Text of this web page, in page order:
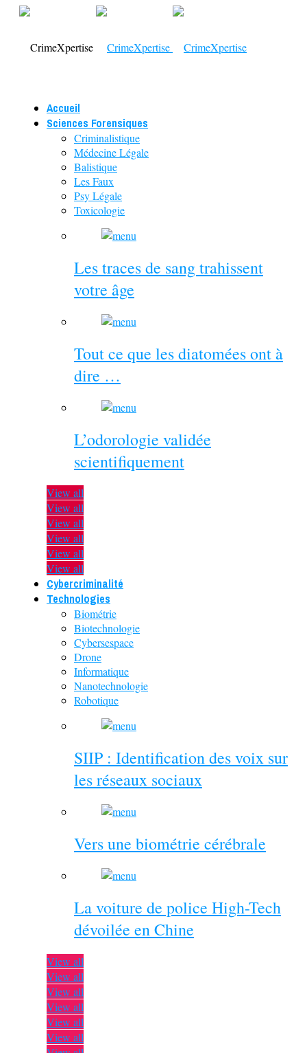
Accueil
Sciences Forensiques
Criminalistique
Médecine Légale
Balistique
Les Faux
Psy Légale
Toxicologie
Les traces de sang trahissent
votre âge
Tout ce que les diatomées ont à
dire …
L’odorologie validée
scientifiquement
View all
View all
View all
View all
View all
View all
Cybercriminalité
Technologies
Biométrie
Biotechnologie
Cybersespace
Drone
Informatique
Nanotechnologie
Robotique
SIIP : Identification des voix sur
les réseaux sociaux
Vers une biométrie cérébrale
La voiture de police High-Tech
dévoilée en Chine
View all
View all
View all
View all
View all
View all